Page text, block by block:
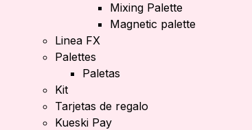
Mixing Palette
Magnetic palette
Linea FX
Palettes
Paletas
Kit
Tarjetas de regalo
Kueski Pay